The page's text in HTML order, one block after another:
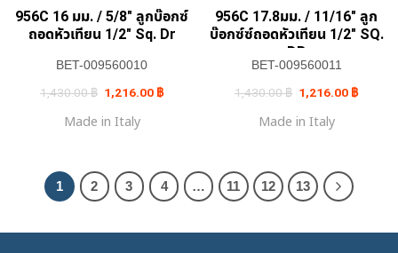
956C 16 มม. / 5/8″ ลูกบ๊อกซ์
ถอดหัวเทียน 1/2″ Sq. Dr
BET-009560010
1,430.00฿ Original
price
1,430.00 ฿.
1,216.00 ฿Current
price
Made in Italy
956C 17.8มม. / 11/16″ ลูก
บ๊อกซ์ซ์ถอดหัวเทียน 1/2″ SQ.
DR
BET-009560011
1,430.00฿ Original
price
1,430.00 ฿.
1,216.00 ฿Current
price
Made in Italy
1 2 3 4 … 11 12 13